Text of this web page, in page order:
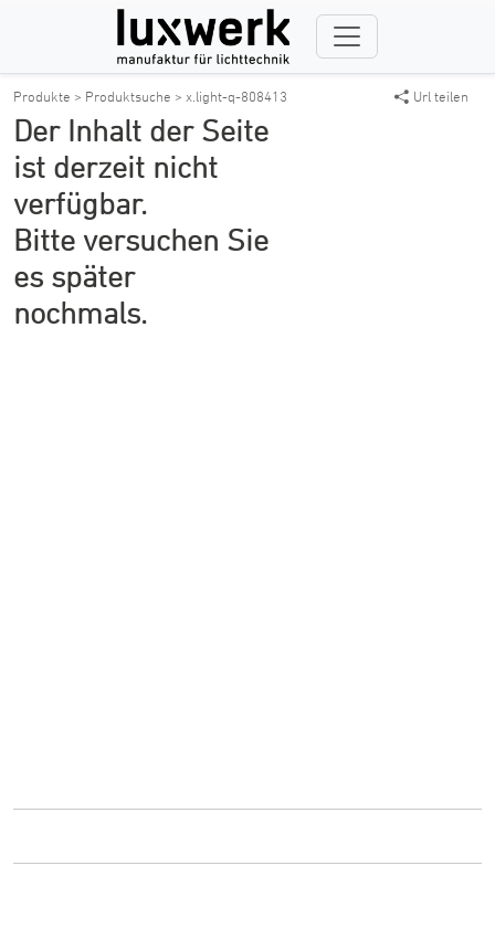
Produkte > Produktsuche > x.light-q-808413 Url teilen
Der Inhalt der Seite
ist derzeit nicht
verfügbar.
Bitte versuchen Sie
es später
nochmals.